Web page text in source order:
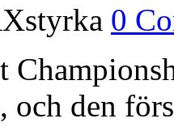
0
och den